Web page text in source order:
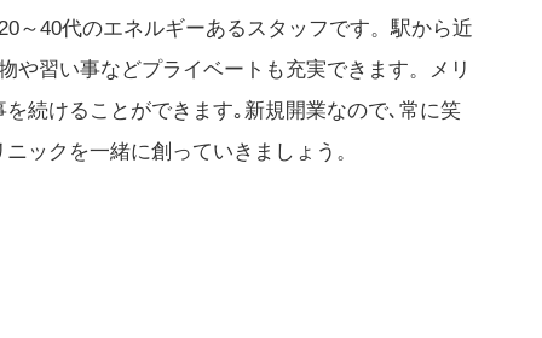
～40代のエネルギーあるスタッフです。駅から近
や習い事などプライベートも充実できます。メリ
続けることができます｡新規開業なので､常に笑
ックを一緒に創っていきましょう。